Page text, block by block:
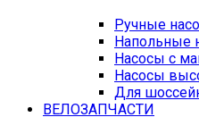
Ручные
Напольные
Насосы с
Насосы
Для
ВЕЛОЗАПЧАСТИ